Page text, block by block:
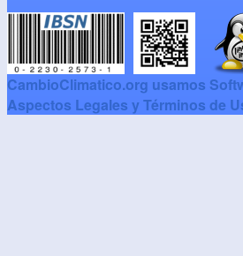
CambioClimatico.org usamos
Aspectos Legales y Términos de